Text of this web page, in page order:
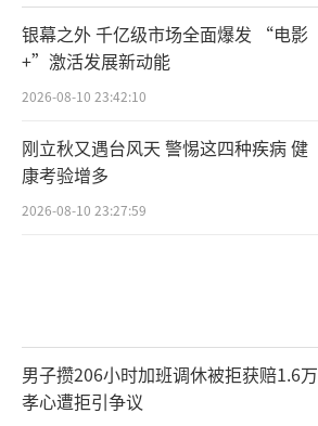
银幕之外 千亿级市场全面爆发 “电影
+”激活发展新动能
2026-08-10 23:42:10
刚立秋又遇台风天 警惕这四种疾病 健
康考验增多
2026-08-10 23:27:59
男子攒206小时加班调休被拒获赔1.6万
孝心遭拒引争议